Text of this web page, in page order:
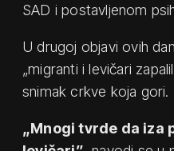
SAD i postavljenom
U drugoj objavi ovih
„migranti i levičari
snimak crkve koja gori.
„Mnogi tvrde da iza